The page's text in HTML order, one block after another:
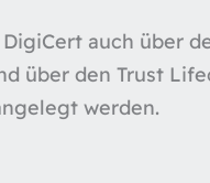
auch über
über den Trust
werden.